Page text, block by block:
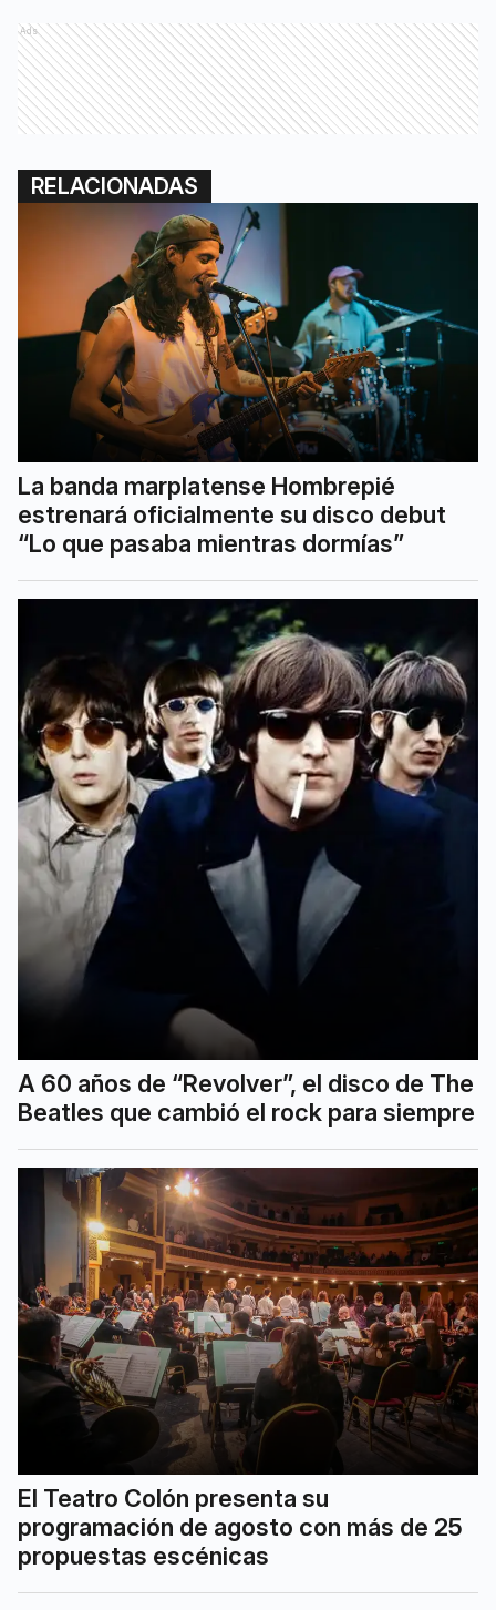
Ads
RELACIONADAS
La banda marplatense Hombrepié
estrenará oficialmente su disco debut
“Lo que pasaba mientras dormías”
A 60 años de “Revolver”, el disco de The
Beatles que cambió el rock para siempre
El Teatro Colón presenta su
programación de agosto con más de 25
propuestas escénicas